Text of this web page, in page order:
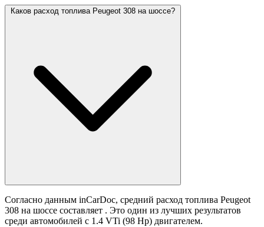
Каков расход топлива Peugeot 308 на шоссе?
Согласно данным inCarDoc, средний расход топлива Peugeot
308 на шоссе составляет . Это один из лучших результатов
среди автомобилей с 1.4 VTi (98 Hp) двигателем.